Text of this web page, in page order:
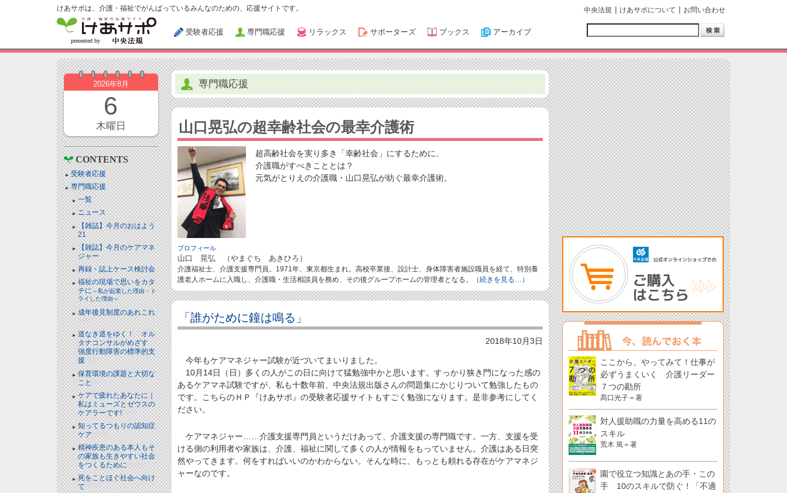
けあサポは、介護・福祉でがんばっているみんなのための、応援サイトです。
受験者応援 専門職応援 リラックス サポーターズ ブックス アーカイブ
中央法規 けあサポについて お問い合わせ
2026年8月
6
木曜日
CONTENTS
受験者応援
専門職応援
一覧
ニュース
【雑誌】今月のおはよう
21
【雑誌】今月のケアマネ
ジャー
再録・誌上ケース検討会
福祉の現場で思いをカタ
チに～私が起業した理由・ト
ライした理由～
成年後見制度のあれこれ
NEW!
道なき道をゆく！ オル
タナコンサルがめざす
強度行動障害の標準的支
援NEW!
保育環境の課題と大切な
ことNEW!
ケアで疲れたあなたに｜
私はミューズとゼウスの
ケアラーです!NEW!
知ってるつもりの認知症
ケアNEW!
精神疾患のある本人もそ
の家族も生きやすい社会
をつくるためにNEW!
死をことほぐ社会へ向け
てNEW!
専門職応援
山口晃弘の超幸齢社会の最幸介護術
超高齢社会を実り多き「幸齢社会」にするために、
介護職がすべきこととは？
元気がとりえの介護職・山口晃弘が紡ぐ最幸介護術。
プロフィール
山口 晃弘 （やまぐち あきひろ）
介護福祉士、介護支援専門員。1971年、東京都生まれ。高校卒業後、設計士、身体障害者施設職員を経て、特別養
護老人ホームに入職し、介護職・生活相談員を務め、その後グループホームの管理者となる。
（続きを見る…）
「誰がために鐘は鳴る」
2018年10月3日
今年もケアマネジャー試験が近づいてまいりました。
10月14日（日）多くの人がこの日に向けて猛勉強中かと思います。すっかり狭き門になった感の
あるケアマネ試験ですが、私も十数年前、中央法規出版さんの問題集にかじりついて勉強したもの
です。こちらのＨＰ『けあサポ』の受験者応援サイトもすごく勉強になります。是非参考にしてく
ださい。
ケアマネジャー……介護支援専門員というだけあって、介護支援の専門職です。一方、支援を受
ける側の利用者や家族は、介護、福祉に関して多くの人が情報をもっていません。介護はある日突
然やってきます。何をすればいいのかわからない。そんな時に、もっとも頼れる存在がケアマネジ
ャーなのです。
ここから、やってみて！仕事が
必ずうまくいく 介護リーダー
７つの勘所
髙口光子＝著
対人援助職の力量を高める11の
スキル
荒木 篤＝著
園で役立つ知識とあの手・この
手 10のスキルで防ぐ！「不適